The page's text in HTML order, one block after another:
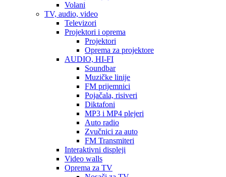
Volani
TV, audio, video
Televizori
Projektori i oprema
Projektori
Oprema za projektore
AUDIO, HI-FI
Soundbar
Muzičke linije
FM prijemnici
Pojačala, risiveri
Diktafoni
MP3 i MP4 plejeri
Auto radio
Zvučnici za auto
FM Transmiteri
Interaktivni displeji
Video walls
Oprema za TV